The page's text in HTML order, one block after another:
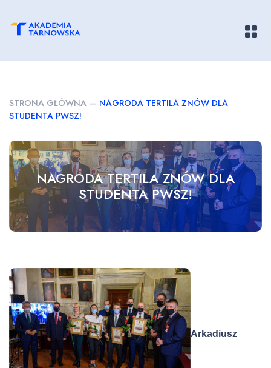
STRONA GŁÓWNA — NAGRODA TERTILA ZNÓW DLA
STUDENTA PWSZ!
NAGRODA TERTILA ZNÓW DLA
STUDENTA PWSZ!
Arkadiusz